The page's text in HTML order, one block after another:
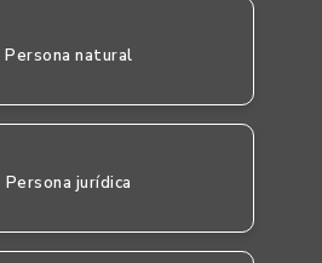
Persona natural
Persona jurídica